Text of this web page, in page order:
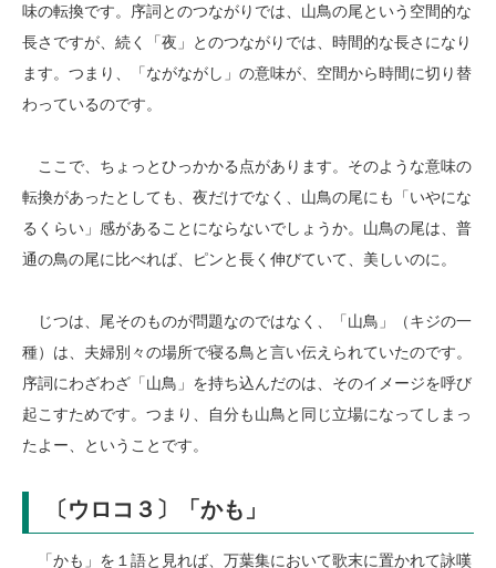
味の転換です。序詞とのつながりでは、山鳥の尾という空間的な
長さですが、続く「夜」とのつながりでは、時間的な長さになり
ます。つまり、「ながながし」の意味が、空間から時間に切り替
わっているのです。
ここで、ちょっとひっかかる点があります。そのような意味の
転換があったとしても、夜だけでなく、山鳥の尾にも「いやにな
るくらい」感があることにならないでしょうか。山鳥の尾は、普
通の鳥の尾に比べれば、ピンと長く伸びていて、美しいのに。
じつは、尾そのものが問題なのではなく、「山鳥」（キジの一
種）は、夫婦別々の場所で寝る鳥と言い伝えられていたのです。
序詞にわざわざ「山鳥」を持ち込んだのは、そのイメージを呼び
起こすためです。つまり、自分も山鳥と同じ立場になってしまっ
たよー、ということです。
〔ウロコ３〕「かも」
「かも」を１語と見れば、万葉集において歌末に置かれて詠嘆